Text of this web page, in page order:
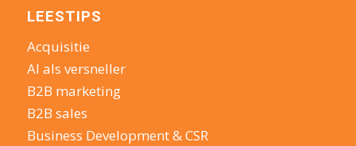
LEESTIPS
Acquisitie
AI als versneller
B2B marketing
B2B sales
Business Development & CSR